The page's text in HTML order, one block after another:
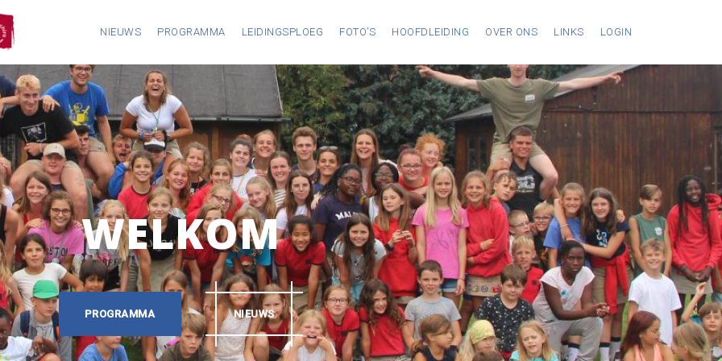
NIEUWS PROGRAMMA LEIDINGSPLOEG FOTO’S HOOFDLEIDING OVER ONS LINKS LOGIN
WELKOM
PROGRAMMA NIEUWS